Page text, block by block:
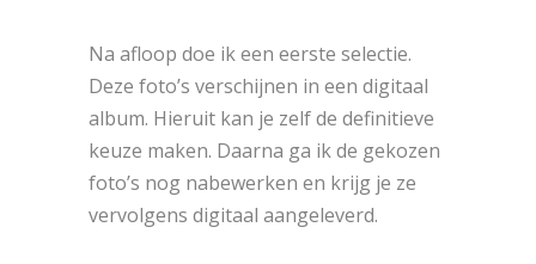
Na afloop doe ik een eerste selectie.
Deze foto’s verschijnen in een digitaal
album. Hieruit kan je zelf de definitieve
keuze maken. Daarna ga ik de gekozen
foto’s nog nabewerken en krijg je ze
vervolgens digitaal aangeleverd.